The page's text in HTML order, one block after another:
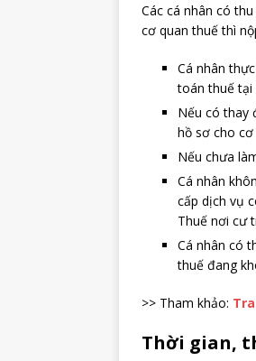
Các cá nhân có
cơ quan thuế thì
Cá nhân
toán thuế tại
Nếu có thay
hồ sơ cho
Nếu chưa
Cá nhân
cấp dịch vụ
Thuế nơi cư
Cá nhân có
thuế đang
>> Tham khảo:
Thời gian,